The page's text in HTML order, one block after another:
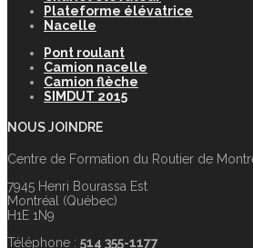
Plateforme élévatrice
Nacelle
Pont roulant
Camion nacelle
Camion flèche
SIMDUT 2015
NOUS JOINDRE
Centre de Formation du Routier de
7945 Henri Bourassa Est
Montréal (Québec)
H1E 1N9
Téléphone : 514 355-1177